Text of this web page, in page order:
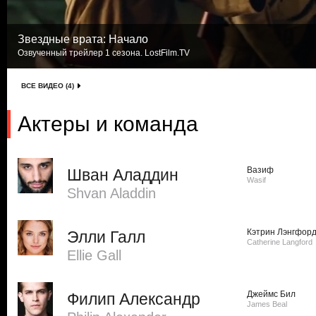
Звездные врата: Начало
Озвученный трейлер 1 сезона. LostFilm.TV
ВСЕ ВИДЕО (4)
Актеры и команда
Шван Аладдин
Shvan Aladdin
Вазиф
Wasif
Элли Галл
Ellie Gall
Кэтрин Лэнгфорд
Catherine Langford
Филип Александр Джеймс Бил
James Beal